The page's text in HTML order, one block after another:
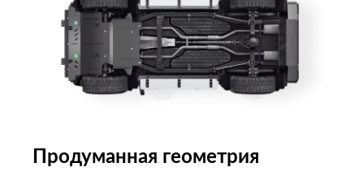
Продуманная геометрия